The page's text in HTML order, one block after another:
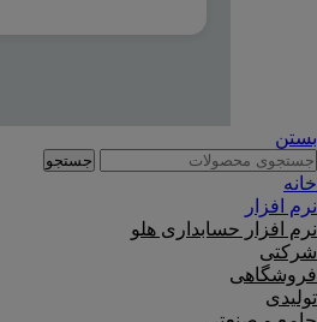
بستن
جستجو
خانه
نرم افزار
نرم افزار حسابداری هلو
شرکتی
فروشگاهی
تولیدی